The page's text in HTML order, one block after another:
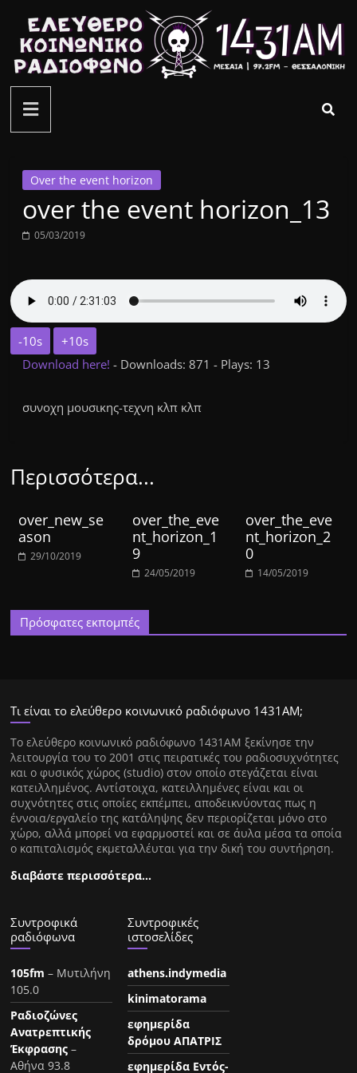
περιεχόμενο
ελεύθερο
κοινωνικό
ραδιόφωνο
1431AM
Over the event horizon
over the event horizon_13
05/03/2019
-10s
+10s
Download here!- Downloads: 871 - Plays: 13
συνοχη μουσικης-τεχνη κλπ κλπ
Περισσότερα...
over_new_se
ason
29/10/2019
over_the_eve
nt_horizon_1
9
24/05/2019
over_the_eve
nt_horizon_2
0
14/05/2019
Πρόσφατες εκπομπές
Τι είναι το ελεύθερο κοινωνικό ραδιόφωνο 1431ΑΜ;
Tο ελεύθερο κοινωνικό ραδιόφωνο 1431AM ξεκίνησε την
λειτουργία του το 2001 στις πειρατικές του ραδιοσυχνότητες
και ο φυσικός χώρος (studio) στον οποίο στεγάζεται είναι
κατειλλημένος. Αντίστοιχα, κατειλλημένες είναι και οι
συχνότητες στις οποίες εκπέμπει, αποδεικνύοντας πως η
έννοια/εργαλείο της κατάληψης δεν περιορίζεται μόνο στο
χώρο, αλλά μπορεί να εφαρμοστεί και σε άυλα μέσα τα οποία
ο καπιταλισμός εκμεταλλέυται για την δική του συντήρηση.
διαβάστε περισσότερα…
Συντροφικά
ραδιόφωνα
105fm – Μυτιλήνη
105.0
Ραδιοζώνες
Ανατρεπτικής
Έκφρασης –
Αθήνα 93.8
Συντροφικές
ιστοσελίδες
athens.indymedia
kinimatorama
εφημερίδα
δρόμου ΑΠΑΤΡΙΣ
εφημερίδα Εντός-